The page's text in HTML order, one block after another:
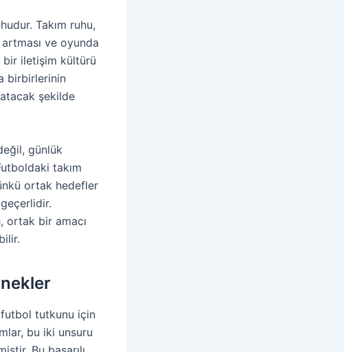
Takım ruhu,
ve oyunda
bir iletişim kültürü
birbirlerinin
şekilde
günlük
takım
ortak hedefler
ortak bir amacı
futbol tutkunu için
bu iki unsuru